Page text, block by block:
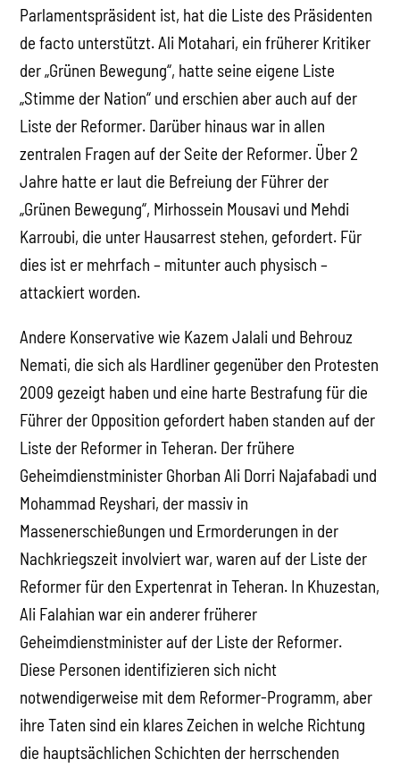
Parlamentspräsident ist, hat die Liste des Präsidenten
de facto unterstützt. Ali Motahari, ein früherer Kritiker
der „Grünen Bewegung“, hatte seine eigene Liste
„Stimme der Nation“ und erschien aber auch auf der
Liste der Reformer. Darüber hinaus war in allen
zentralen Fragen auf der Seite der Reformer. Über 2
Jahre hatte er laut die Befreiung der Führer der
„Grünen Bewegung“, Mirhossein Mousavi und Mehdi
Karroubi, die unter Hausarrest stehen, gefordert. Für
dies ist er mehrfach – mitunter auch physisch –
attackiert worden.
Andere Konservative wie Kazem Jalali und Behrouz
Nemati, die sich als Hardliner gegenüber den Protesten
2009 gezeigt haben und eine harte Bestrafung für die
Führer der Opposition gefordert haben standen auf der
Liste der Reformer in Teheran. Der frühere
Geheimdienstminister Ghorban Ali Dorri Najafabadi und
Mohammad Reyshari, der massiv in
Massenerschießungen und Ermorderungen in der
Nachkriegszeit involviert war, waren auf der Liste der
Reformer für den Expertenrat in Teheran. In Khuzestan,
Ali Falahian war ein anderer früherer
Geheimdienstminister auf der Liste der Reformer.
Diese Personen identifizieren sich nicht
notwendigerweise mit dem Reformer-Programm, aber
ihre Taten sind ein klares Zeichen in welche Richtung
die hauptsächlichen Schichten der herrschenden